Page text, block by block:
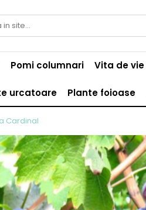
Pomi columnari Vita de vie
urcatoare Plante foioase
Cardinal